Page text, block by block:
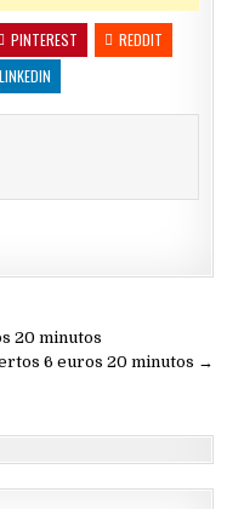
PINTEREST
REDDIT
LINKEDIN
20 minutos
6 euros 20 minutos →